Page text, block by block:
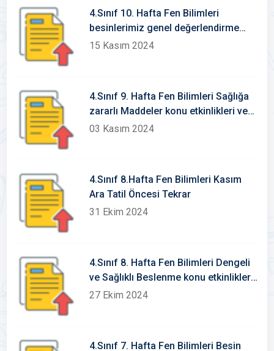
4.Sınıf 10. Hafta Fen Bilimleri
besinlerimiz genel değerlendirme
test
15 Kasım 2024
4.Sınıf 9. Hafta Fen Bilimleri Sağlığa
zararlı Maddeler konu etkinlikleri ve
defter notu
03 Kasım 2024
4.Sınıf 8.Hafta Fen Bilimleri Kasım
Ara Tatil Öncesi Tekrar
31 Ekim 2024
4.Sınıf 8. Hafta Fen Bilimleri Dengeli
ve Sağlıklı Beslenme konu etkinlikleri
ve defter notu
27 Ekim 2024
4.Sınıf 7. Hafta Fen Bilimleri Besin